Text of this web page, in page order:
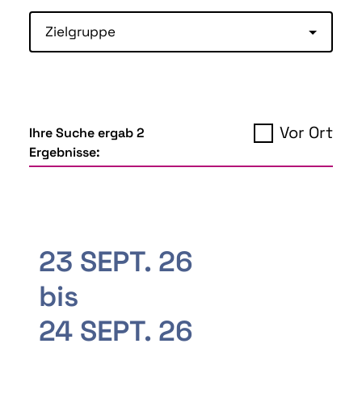
Zielgruppe
Ihre Suche ergab 2
Ergebnisse:
Vor Ort
23 SEPT. 26
bis
24 SEPT. 26